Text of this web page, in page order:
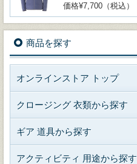
価格¥7,700（税込）
商品を探す
オンラインストア トップ
クロージング 衣類から探す
ギア 道具から探す
アクティビティ 用途から探す